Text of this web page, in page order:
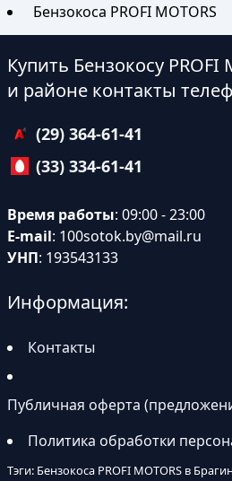
Бензокоса PROFI MOTORS
Купить Бензокосу PROFI
и районе контакты
(29) 364-61-41
(33) 334-61-41
Время работы: 09:00 - 23:00
E-mail: 100sotok.by@mail.ru
УНП: 193543133
Информация:
Контакты
Публичная оферта
Политика обработки
Тэги: Бензокоса PROFI MOTORS в